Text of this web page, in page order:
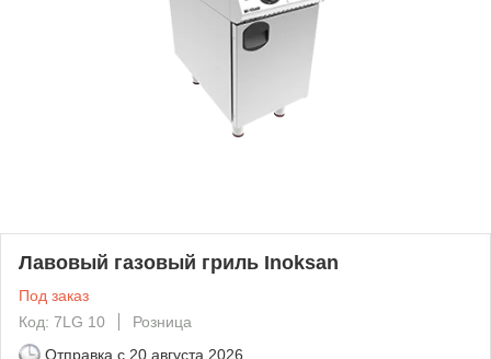
Лавовый газовый гриль Inoksan
Под заказ
Код: 7LG 10
Розница
Отправка с 20 августа 2026